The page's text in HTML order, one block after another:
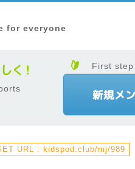
for everyone
First step
URL : kidspod.club/mj/989